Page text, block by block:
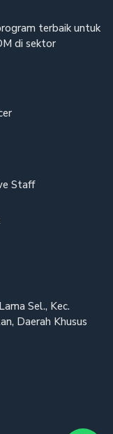
terbaik untuk
di sektor
Staff
Sel., Kec.
Daerah Khusus